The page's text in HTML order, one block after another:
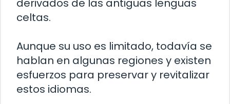
derivados de las antiguas lenguas
celtas.
Aunque su uso es limitado, todavía se
hablan en algunas regiones y existen
esfuerzos para preservar y revitalizar
estos idiomas.